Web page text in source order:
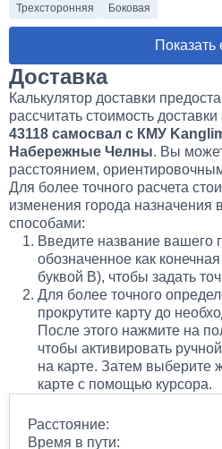
Трехсторонняя Боковая
Доставка
Калькулятор доставки
рассчитать стоимость
43118 самосвал с КМУ
Набережные Челны. Вы
расстоянием,
Для более точного расчета
изменения города назначения
способами:
Введите название вашего
обозначенное как
буквой B), чтобы задать
Для более точного
прокрутите карту до
После этого нажмите на
чтобы активировать
на карте. Затем выберите
карте с помощью курсора.
Расстояние:
Время в пути: